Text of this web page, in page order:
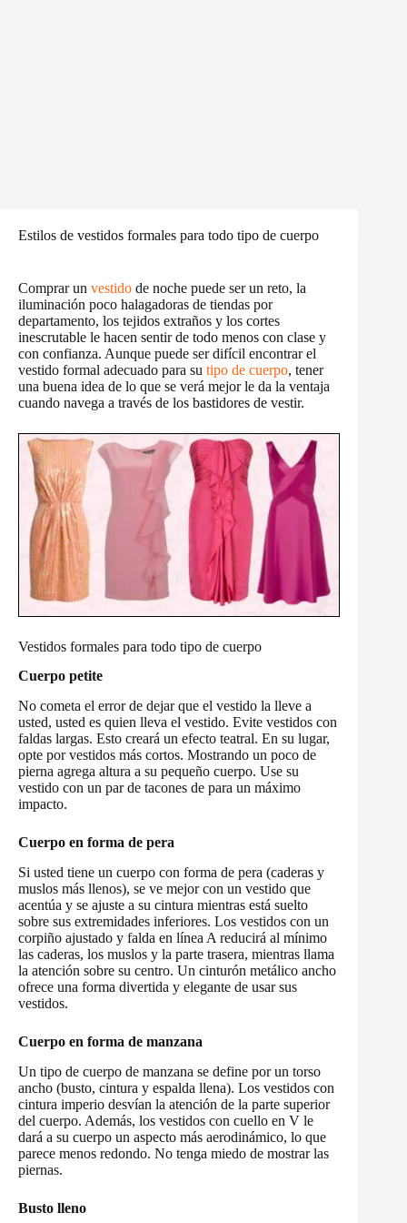
Estilos de vestidos formales para todo tipo de cuerpo
Comprar un vestido de noche puede ser un reto, la
iluminación poco halagadoras de tiendas por
departamento, los tejidos extraños y los cortes
inescrutable le hacen sentir de todo menos con clase y
con confianza. Aunque puede ser difícil encontrar el
vestido formal adecuado para su tipo de cuerpo, tener
una buena idea de lo que se verá mejor le da la ventaja
cuando navega a través de los bastidores de vestir.
Vestidos formales para todo tipo de cuerpo
Cuerpo petite
No cometa el error de dejar que el vestido la lleve a
usted, usted es quien lleva el vestido. Evite vestidos con
faldas largas. Esto creará un efecto teatral. En su lugar,
opte por vestidos más cortos. Mostrando un poco de
pierna agrega altura a su pequeño cuerpo. Use su
vestido con un par de tacones de para un máximo
impacto.
Cuerpo en forma de pera
Si usted tiene un cuerpo con forma de pera (caderas y
muslos más llenos), se ve mejor con un vestido que
acentúa y se ajuste a su cintura mientras está suelto
sobre sus extremidades inferiores. Los vestidos con un
corpiño ajustado y falda en línea A reducirá al mínimo
las caderas, los muslos y la parte trasera, mientras llama
la atención sobre su centro. Un cinturón metálico ancho
ofrece una forma divertida y elegante de usar sus
vestidos.
Cuerpo en forma de manzana
Un tipo de cuerpo de manzana se define por un torso
ancho (busto, cintura y espalda llena). Los vestidos con
cintura imperio desvían la atención de la parte superior
del cuerpo. Además, los vestidos con cuello en V le
dará a su cuerpo un aspecto más aerodinámico, lo que
parece menos redondo. No tenga miedo de mostrar las
piernas.
Busto lleno